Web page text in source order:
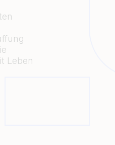
Leben